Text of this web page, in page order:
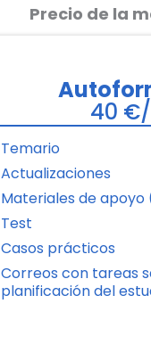
Precio de la
40
Temario
Actualizaciones
Materiales de
Test
Casos prácticos
Correos con tareas
planificación del